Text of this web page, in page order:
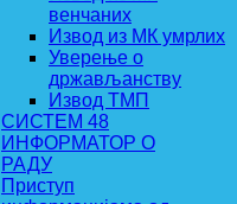
венчаних
Извод из МК умрлих
Уверење о
држављанству
Извод ТМП
СИСТЕМ 48
ИНФОРМАТОР О
РАДУ
Приступ